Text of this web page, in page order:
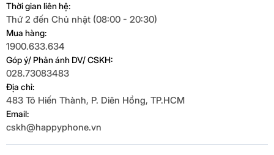
Thời gian liên hệ:
Thứ 2 đến Chủ nhật (08:00 - 20:30)
Mua hàng:
1900.633.634
Góp ý/ Phản ánh DV/ CSKH:
028.73083483
Địa chỉ:
483 Tô Hiến Thành, P. Diên Hồng, TP.HCM
Email:
cskh@happyphone.vn